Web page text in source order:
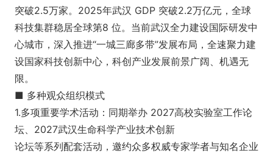
突破2.5万家。2025年武汉 GDP 突破2.2万亿元，全球
科技集群稳居全球第8 位。当前武汉全力建设国际研发中
心城市，深入推进“一城三廊多带”发展布局，全速聚力建
设国家科技创新中心，科创产业发展前景广阔、机遇无
限。
■ 多种观众组织模式
1.多项重要学术活动：同期举办 2027高校实验室工作论
坛、2027武汉生命科学产业技术创新
论坛等系列配套活动，邀约众多权威专家学者与知名企业